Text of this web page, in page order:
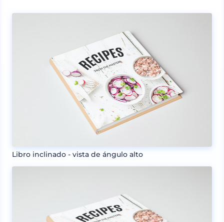
Libro inclinado - vista de ángulo alto